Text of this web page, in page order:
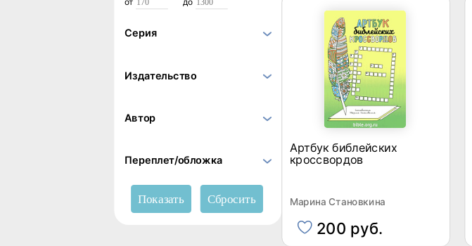
Серия
Издательство
Автор
Переплет/обложка
Артбук библейских
кроссвордов
Марина Становкина
200 руб.